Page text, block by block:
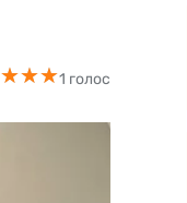
★★★
★★★1 голос